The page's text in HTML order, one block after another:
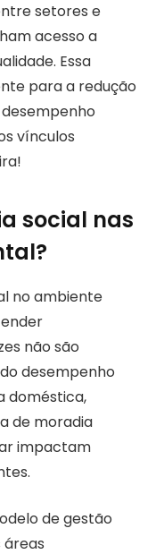
setores e
acesso a
Essa
para a redução
vínculos
social nas
no ambiente
não são
desempenho
doméstica,
de moradia
impactam
de gestão